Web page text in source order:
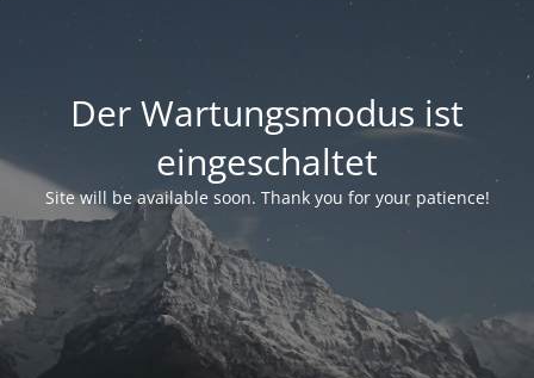
Der Wartungsmodus ist
eingeschaltet
Site will be available soon. Thank you for your patience!